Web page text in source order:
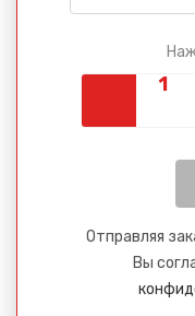
Отправляя
Вы